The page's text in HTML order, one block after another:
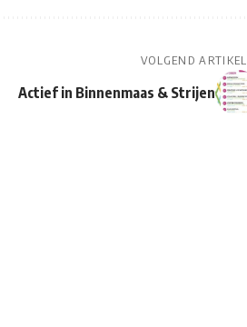
VOLGEND ARTIKEL
Actief in Binnenmaas & Strijen